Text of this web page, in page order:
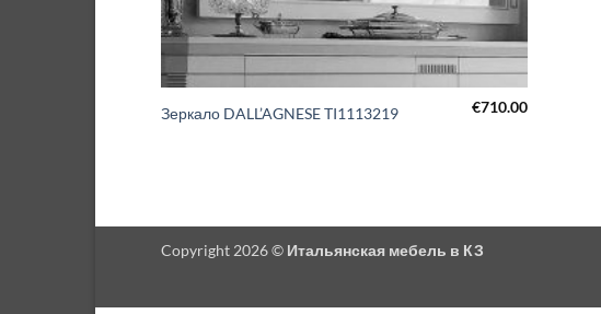
Зеркало DALL’AGNESE TI1113219 €710.00
Copyright 2026 © Итальянская мебель в КЗ